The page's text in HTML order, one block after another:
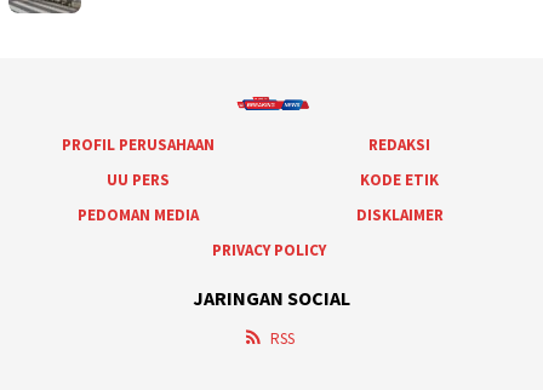
PROFIL PERUSAHAAN
REDAKSI
UU PERS
KODE ETIK
PEDOMAN MEDIA
DISKLAIMER
PRIVACY POLICY
JARINGAN SOCIAL
RSS